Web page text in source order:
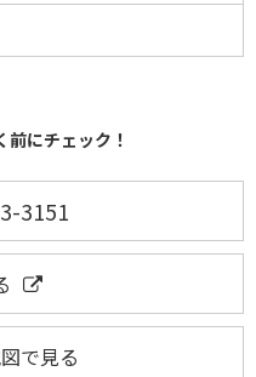
にチェック！
3151
で見る